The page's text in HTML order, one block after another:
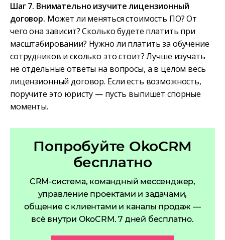
Шаг 7. Внимательно изучите лицензионный
договор. Может ли меняться стоимость ПО? От
чего она зависит? Сколько будете платить при
масштабировании? Нужно ли платить за обучение
сотрудников и сколько это стоит? Лучше изучать
не отдельные ответы на вопросы, а в целом весь
лицензионный договор. Если есть возможность,
поручите это юристу — пусть выпишет спорные
моменты.
Попробуйте OkoCRM
бесплатно
CRM-система, командный мессенджер,
управление проектами и задачами,
общение с клиентами и каналы продаж —
всё внутри OkoCRM. 7 дней бесплатно.